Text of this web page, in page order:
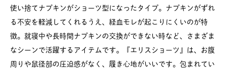
使い捨てナプキンがショーツ型になったタイプ。ナプキンがずれ
る不安を軽減してくれるうえ、経血モレが起こりにくいのが特
徴。就寝中や長時間ナプキンの交換ができない時など、さまざま
なシーンで活躍するアイテムです。『エリスショーツ』は、お腹
周りや鼠径部の圧迫感がなく、履き心地がいいです。包まれてい